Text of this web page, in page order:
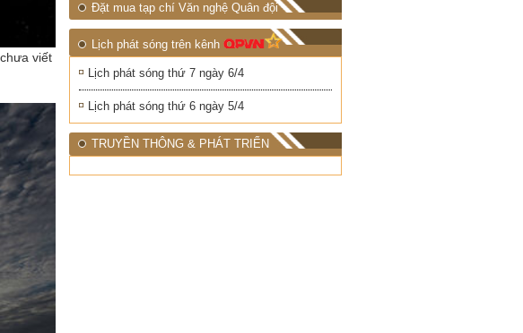
viết
Đặt mua tạp chí Văn nghệ Quân đội
Lịch phát sóng trên kênh
Lịch phát sóng thứ 7 ngày 6/4
Lịch phát sóng thứ 6 ngày 5/4
TRUYỀN THÔNG & PHÁT TRIỂN